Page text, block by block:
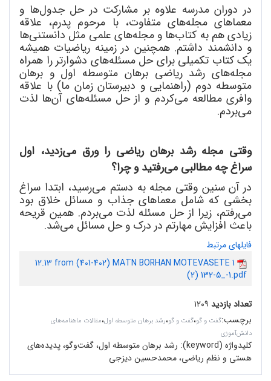
در دوران مدرسه علاوه بر مشارکت در حل جدولها و
معماهای مجلههای متفاوت، با مرحوم پدرم، علاقه
زیادی هم به کتابها و مجلههای علمی مثل دانستنیها
و دانشمند داشتم. همچنین در زمینه ریاضیات همیشه
یک کتاب تکمیلی برای حل مسئلههای دشوارتر را همراه
مجلههای رشد ریاضی برهان متوسطه اول و برهان
متوسطه دوم (راهنمایی و دبیرستان زمان ما) با علاقه
وافری مطالعه میکردم و از حل مسئلههای آنها لذت
میبردم.
وقتی مجله رشد برهان ریاضی را ورق میزدید، اول
سراغ چه مطالبی میرفتید و چرا؟
در آن سنین وقتی مجله به دستم میرسید، ابتدا سراغ
بخشی که شامل معماهای جذاب و مسائل خلاق بود
میرفتم، زیرا از حل مسئله لذت میبردم. همین قریحه
باعث افزایش مهارتم در درک و حل مسائل میشد.
فایلهای مرتبط
12.13 from (401-402) MATN BORHAN MOTEVASETE 1
(2) 132-5_-1.pdf
تعداد بازدید ۱۲۰۹
برچسب:گفت و گو،گفت و گو،رشد برهان متوسطه اول،مقالات ماهنامه‌های
دانش‌آموزی
کلیدواژه (keyword):
رشد برهان متوسطه اول، گفت‌وگو، پدیده‌های
هستی و نظم ریاضی، محمدحسین دیزجی